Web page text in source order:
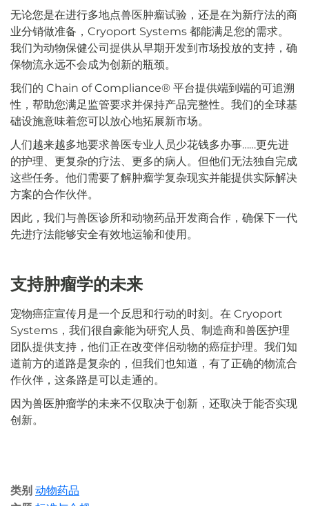
无论您是在进行多地点兽医肿瘤试验，还是在为新疗法的商
业分销做准备，Cryoport Systems 都能满足您的需求。
我们为动物保健公司提供从早期开发到市场投放的支持，确
保物流永远不会成为创新的瓶颈。
我们的 Chain of Compliance® 平台提供端到端的可追溯
性，帮助您满足监管要求并保持产品完整性。我们的全球基
础设施意味着您可以放心地拓展新市场。
人们越来越多地要求兽医专业人员少花钱多办事……更先进
的护理、更复杂的疗法、更多的病人。但他们无法独自完成
这些任务。他们需要了解肿瘤学复杂现实并能提供实际解决
方案的合作伙伴。
因此，我们与兽医诊所和动物药品开发商合作，确保下一代
先进疗法能够安全有效地运输和使用。
支持肿瘤学的未来
宠物癌症宣传月是一个反思和行动的时刻。在 Cryoport
Systems，我们很自豪能为研究人员、制造商和兽医护理
团队提供支持，他们正在改变伴侣动物的癌症护理。我们知
道前方的道路是复杂的，但我们也知道，有了正确的物流合
作伙伴，这条路是可以走通的。
因为兽医肿瘤学的未来不仅取决于创新，还取决于能否实现
创新。
类别 动物药品